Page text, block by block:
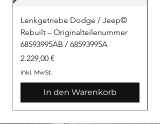
Lenkgetriebe Dodge / Jeep©
Rebuilt – Originalteilenummer
68593995AB / 68593995A
Preis
2.229,00 €
inkl. MwSt.
In den Warenkorb